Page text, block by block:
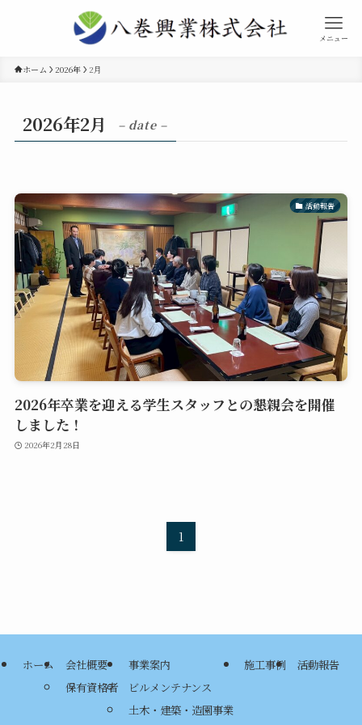
メニュー
ホーム 2026年 2月
2026年2月 – date –
活動報告
2026年卒業を迎える学生スタッフとの懇親会を開催
しました！
2026年2月28日
1
ホーム
会社概要
保有資格者
事業案内
ビルメンテナンス
土木・建築・造園事業
施工事例 活動報告